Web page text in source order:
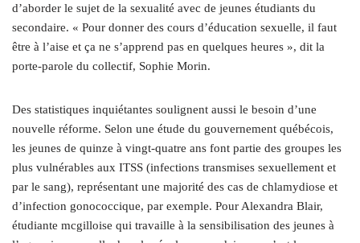
d’aborder le sujet de la sexualité avec de jeunes étudiants du
secondaire. « Pour donner des cours d’éducation sexuelle, il faut
être à l’aise et ça ne s’apprend pas en quelques heures », dit la
porte-parole du collectif, Sophie Morin.
Des statistiques inquiétantes soulignent aussi le besoin d’une
nouvelle réforme. Selon une étude du gouvernement québécois,
les jeunes de quinze à vingt-quatre ans font partie des groupes les
plus vulnérables aux ITSS (infections transmises sexuellement et
par le sang), représentant une majorité des cas de chlamydiose et
d’infection gonococcique, par exemple. Pour Alexandra Blair,
étudiante mcgilloise qui travaille à la sensibilisation des jeunes à